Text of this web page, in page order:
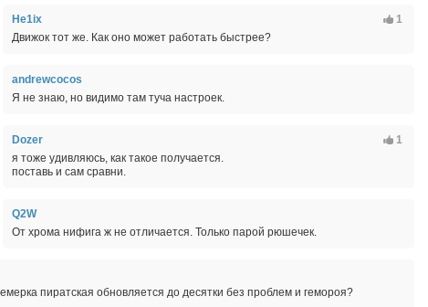
1
He1ix
Движок тот же. Как оно может работать быстрее?
andrewcocos
Я не знаю, но видимо там туча настроек.
1
Dozer
я тоже удивляюсь, как такое получается.
поставь и сам сравни.
Q2W
От хрома нифига ж не отличается. Только парой рюшечек.
пиратская обновляется до десятки без проблем и гемороя?